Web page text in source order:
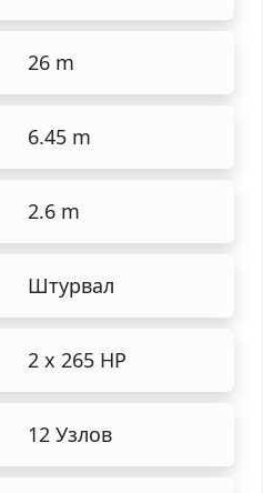
26 m
6.45 m
2.6 m
Штурвал
2 x 265 HP
12 Узлов